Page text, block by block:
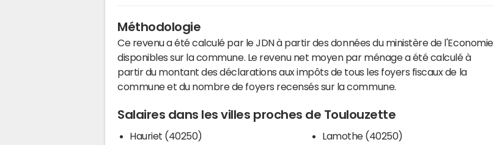
Méthodologie
Ce revenu a été calculé par le JDN à partir des données du ministère de l'Economie
disponibles sur la commune. Le revenu net moyen par ménage a été calculé à
partir du montant des déclarations aux impôts de tous les foyers fiscaux de la
commune et du nombre de foyers recensés sur la commune.
Salaires dans les villes proches de Toulouzette
Hauriet (40250)
Lamothe (40250)